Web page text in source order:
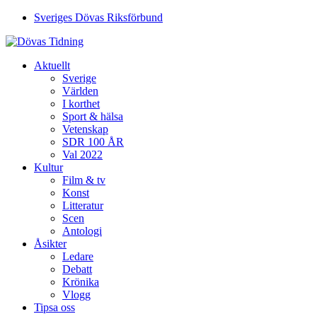
Sveriges Dövas Riksförbund
Aktuellt
Sverige
Världen
I korthet
Sport & hälsa
Vetenskap
SDR 100 ÅR
Val 2022
Kultur
Film & tv
Konst
Litteratur
Scen
Antologi
Åsikter
Ledare
Debatt
Krönika
Vlogg
Tipsa oss